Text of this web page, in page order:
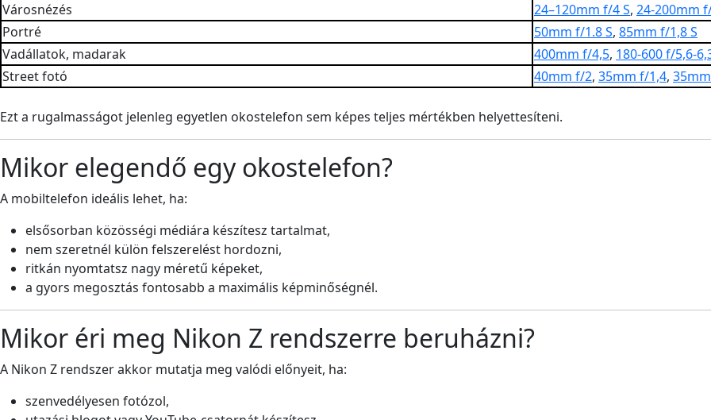
Városnézés
24–120mm f/4 S, 24-200mm
Portré
50mm f/1.8 S, 85mm f/1,8 S
Vadállatok, madarak
400mm f/4,5, 180-600 f/5,6-
Street fotó
40mm f/2, 35mm f/1,4,
Ezt a rugalmasságot jelenleg egyetlen okostelefon sem képes teljes mértékben helyettesíteni.
Mikor elegendő egy okostelefon?
A mobiltelefon ideális lehet, ha:
elsősorban közösségi médiára készítesz tartalmat,
nem szeretnél külön felszerelést hordozni,
ritkán nyomtatsz nagy méretű képeket,
a gyors megosztás fontosabb a maximális képminőségnél.
Mikor éri meg Nikon Z rendszerre beruházni?
A Nikon Z rendszer akkor mutatja meg valódi előnyeit, ha:
szenvedélyesen fotózol,